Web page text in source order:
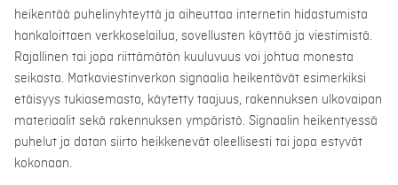
heikentää puhelinyhteyttä ja aiheuttaa internetin hidastumista
hankaloittaen verkkoselailua, sovellusten käyttöä ja viestimistä.
Rajallinen tai jopa riittämätön kuuluvuus voi johtua monesta
seikasta. Matkaviestinverkon signaalia heikentävät esimerkiksi
etäisyys tukiasemasta, käytetty taajuus, rakennuksen ulkovaipan
materiaalit sekä rakennuksen ympäristö. Signaalin heikentyessä
puhelut ja datan siirto heikkenevät oleellisesti tai jopa estyvät
kokonaan.